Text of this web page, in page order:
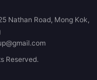
Nathan Road, Mong Kok,
Reserved.